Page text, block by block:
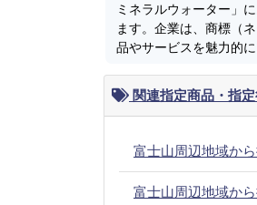
ミネラルウォーター」
ます。企業は、商標（
品やサービスを魅力的
関連指定商品・指
富士山周辺地域か
富士山周辺地域か